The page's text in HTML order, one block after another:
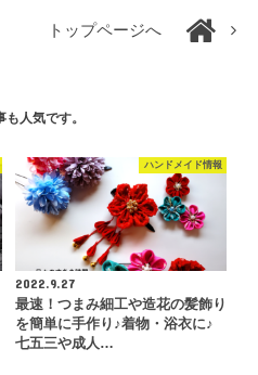
トップページへ
人気です。
ハンドメイド情報
2022.9.27
最速！つまみ細工や造花の髪飾り
を簡単に手作り♪着物・浴衣に♪
七五三や成人…